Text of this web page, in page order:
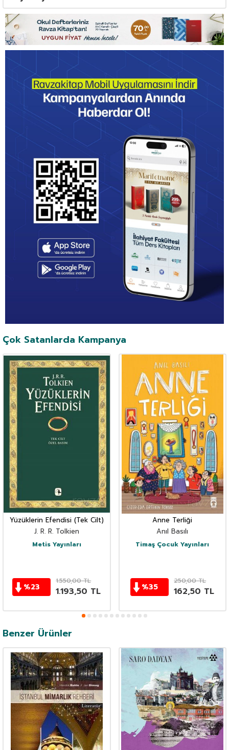
Çok Satanlarda Kampanya
Yüzüklerin Efendisi (Tek Cilt)
J. R. R. Tolkien
Metis Yayınları
%23
1.550,00TL
1.193,50 TL
Anne Terliği
Anıl Basılı
Timaş Çocuk Yayınları
%35
250,00TL
162,50 TL
Benzer Ürünler